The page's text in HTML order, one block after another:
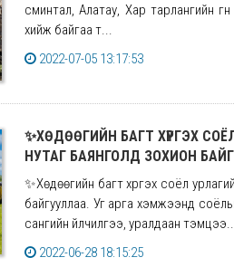
сминтал, Алатау, Хар тарлангийн
хийж байгаа т...
2022-07-05 13:17:53
✨️ХӨДӨӨГИЙН БАГТ ХҮРГЭХ
НУТАГ БАЯНГОЛД ЗОХИОН
✨️Хөдөөгийн багт хүргэх соёл
байгууллаа. Уг арга хэмжээнд
сангийн үйлчилгээ, уралдаан
2022-06-28 18:15:25